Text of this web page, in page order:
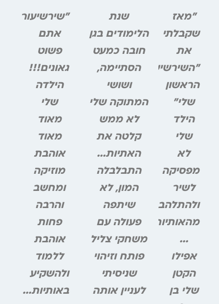
"מאז
שקבלתי
את
"השירשיעור
הראשון
שלי"
הילד
שלי
לא
מפסיקה
לשיר
ולהתלהב
מהאותיות
...
אפילו
הקטן
שלי בן
שנת
הלימודים בגן
חובה כמעט
הסתיימה,
ושושי
המתוקה שלי
לא ממש
קלטה את
האתיות...
התבלבלה
המון, לא
שיתפה
פעולה עם
משחקי צליל
פותח וזיהוי
שניסיתי
לעניין אותה
"שירשיעור
אתם
פשוט
גאונים!!!
הילדה
שלי
מאוד
מאוד
אוהבת
מוזיקה
ומחשב
והרבה
פחות
אוהבת
ללמוד
ולהשקיע
באותיות...